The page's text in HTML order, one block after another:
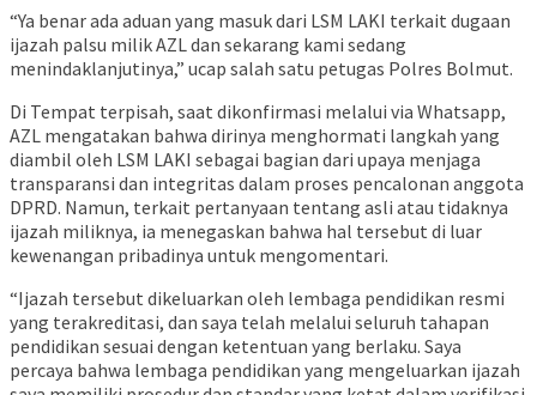
“Ya benar ada aduan yang masuk dari LSM LAKI terkait dugaan
ijazah palsu milik AZL dan sekarang kami sedang
menindaklanjutinya,” ucap salah satu petugas Polres Bolmut.
Di Tempat terpisah, saat dikonfirmasi melalui via Whatsapp,
AZL mengatakan bahwa dirinya menghormati langkah yang
diambil oleh LSM LAKI sebagai bagian dari upaya menjaga
transparansi dan integritas dalam proses pencalonan anggota
DPRD. Namun, terkait pertanyaan tentang asli atau tidaknya
ijazah miliknya, ia menegaskan bahwa hal tersebut di luar
kewenangan pribadinya untuk mengomentari.
“Ijazah tersebut dikeluarkan oleh lembaga pendidikan resmi
yang terakreditasi, dan saya telah melalui seluruh tahapan
pendidikan sesuai dengan ketentuan yang berlaku. Saya
percaya bahwa lembaga pendidikan yang mengeluarkan ijazah